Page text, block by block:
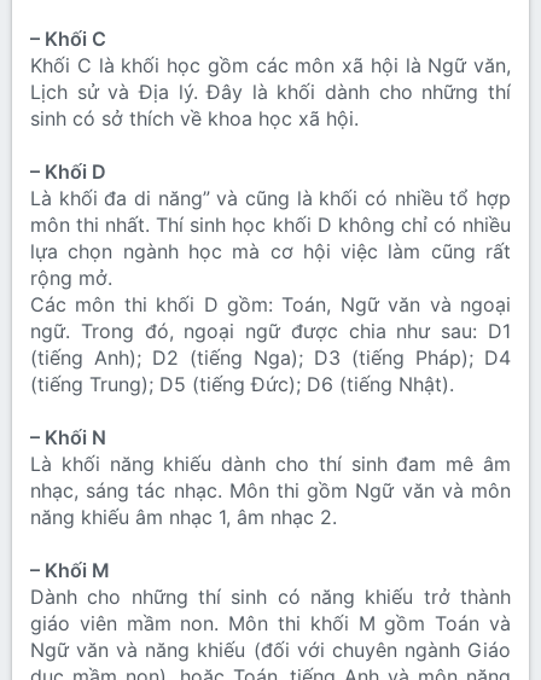
– Khối C
Khối C là khối học gồm các môn xã hội là Ngữ văn,
Lịch sử và Địa lý. Đây là khối dành cho những thí
sinh có sở thích về khoa học xã hội.
– Khối D
Là khối đa di năng” và cũng là khối có nhiều tổ hợp
môn thi nhất. Thí sinh học khối D không chỉ có nhiều
lựa chọn ngành học mà cơ hội việc làm cũng rất
rộng mở.
Các môn thi khối D gồm: Toán, Ngữ văn và ngoại
ngữ. Trong đó, ngoại ngữ được chia như sau: D1
(tiếng Anh); D2 (tiếng Nga); D3 (tiếng Pháp); D4
(tiếng Trung); D5 (tiếng Đức); D6 (tiếng Nhật).
– Khối N
Là khối năng khiếu dành cho thí sinh đam mê âm
nhạc, sáng tác nhạc. Môn thi gồm Ngữ văn và môn
năng khiếu âm nhạc 1, âm nhạc 2.
– Khối M
Dành cho những thí sinh có năng khiếu trở thành
giáo viên mầm non. Môn thi khối M gồm Toán và
Ngữ văn và năng khiếu (đối với chuyên ngành Giáo